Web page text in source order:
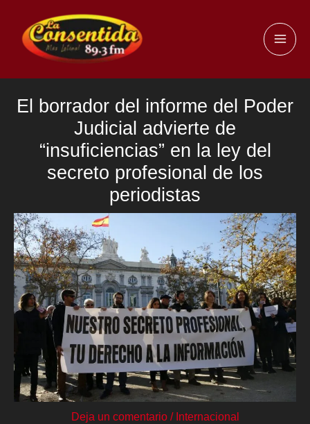
contenido
El borrador del informe del Poder
Judicial advierte de
“insuficiencias” en la ley del
secreto profesional de los
periodistas
Deja un comentario / Internacional